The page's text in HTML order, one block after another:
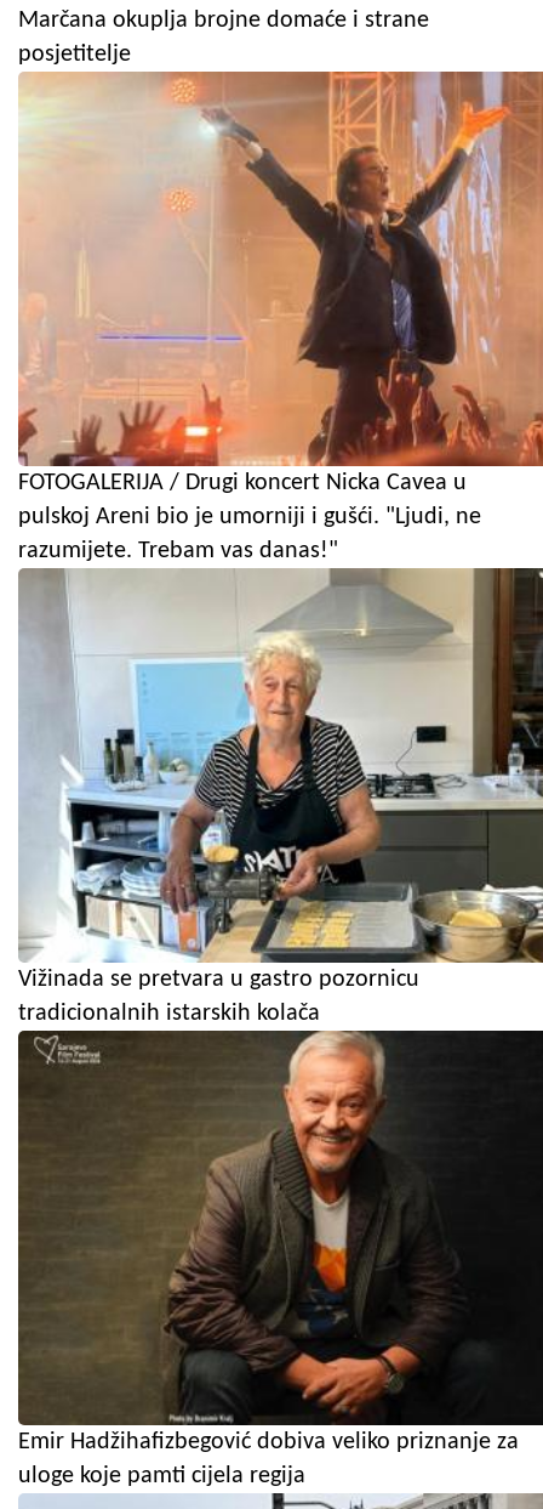
Marčana okuplja brojne domaće i strane
posjetitelje
FOTOGALERIJA / Drugi koncert Nicka Cavea u
pulskoj Areni bio je umorniji i gušći. "Ljudi, ne
razumijete. Trebam vas danas!"
Vižinada se pretvara u gastro pozornicu
tradicionalnih istarskih kolača
Emir Hadžihafizbegović dobiva veliko priznanje za
uloge koje pamti cijela regija